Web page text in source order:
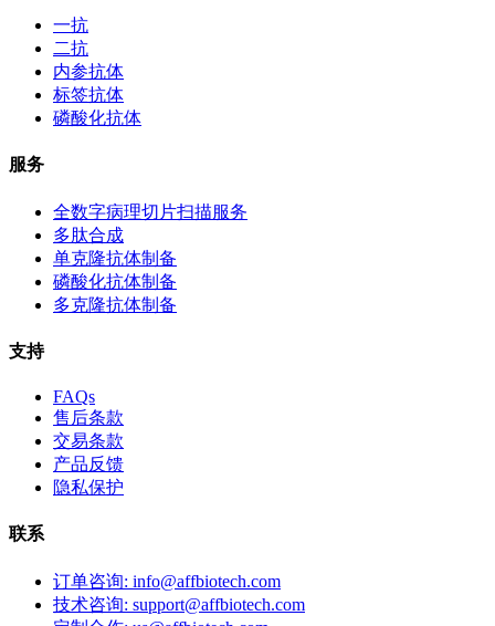
一抗
二抗
内参抗体
标签抗体
磷酸化抗体
服务
全数字病理切片扫描服务
多肽合成
单克隆抗体制备
磷酸化抗体制备
多克隆抗体制备
支持
FAQs
售后条款
交易条款
产品反馈
隐私保护
联系
订单咨询: info@affbiotech.com
技术咨询: support@affbiotech.com